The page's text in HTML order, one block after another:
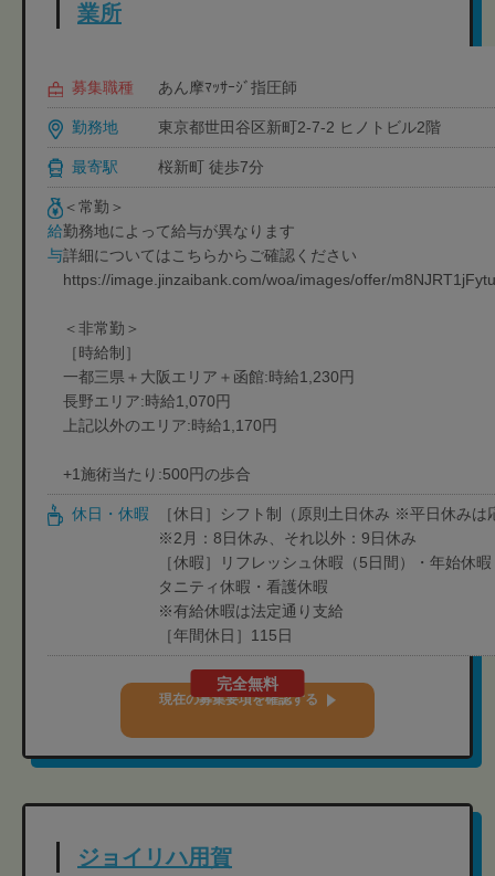
業所
募集職種 あん摩ﾏｯｻｰｼﾞ指圧師
勤務地 東京都世田谷区新町2-7-2 ヒノトビル2階
最寄駅 桜新町 徒歩7分
給
与
＜常勤＞
勤務地によって給与が異なります
詳細についてはこちらからご確認ください
https://image.jinzaibank.com/woa/images/offer/
＜非常勤＞
［時給制］
一都三県＋大阪エリア＋函館:時給1,230円
長野エリア:時給1,070円
上記以外のエリア:時給1,170円
+1施術当たり:500円の歩合
休日・休暇
［休日］シフト制（原則土日休み ※平日休みは
※2月：8日休み、それ以外：9日休み
［休暇］リフレッシュ休暇（5日間）・年始休
タニティ休暇・看護休暇
※有給休暇は法定通り支給
［年間休日］115日
完全無料
現在の募集要項を確認する
ジョイリハ用賀